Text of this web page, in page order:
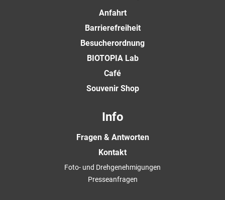
Anfahrt
Barrierefreiheit
Besucherordnung
BIOTOPIA Lab
Café
Souvenir Shop
Info
Fragen & Antworten
Kontakt
Foto- und Drehgenehmigungen
Presseanfragen